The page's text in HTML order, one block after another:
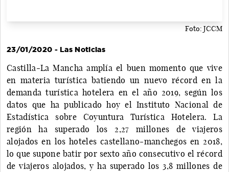
Foto: JCCM
23/01/2020 - Las Noticias
Castilla-La Mancha amplía el buen momento que vive
en materia turística batiendo un nuevo récord en la
demanda turística hotelera en el año 2019, según los
datos que ha publicado hoy el Instituto Nacional de
Estadística sobre Coyuntura Turística Hotelera. La
región ha superado los 2,27 millones de viajeros
alojados en los hoteles castellano-manchegos en 2018,
lo que supone batir por sexto año consecutivo el récord
de viajeros alojados, y ha superado los 3,8 millones de